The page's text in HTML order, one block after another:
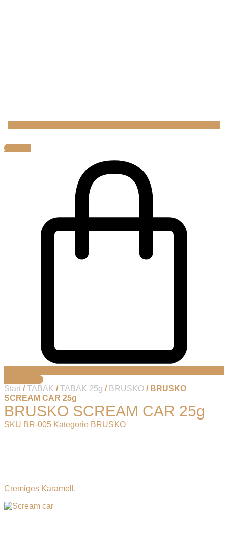
0,00
Warenkorb
Start /TABAK /TABAK 25g / BRUSKO / BRUSKO
SCREAM CAR 25g
BRUSKO SCREAM CAR 25g
SKU BR-005 Kategorie BRUSKO
Cremiges Karamell.